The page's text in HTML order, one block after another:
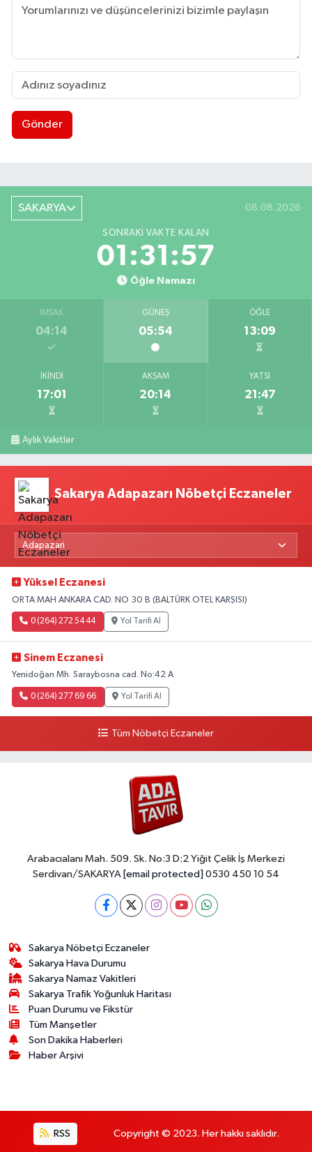
Gönder
SAKARYA 08.08.2026
SONRAKI VAKTE KALAN
01:31:56
Öğle Namazı
İMSAK
04:14
GÜNEŞ
05:54
ÖĞLE
13:09
İKINDI
17:01
AKŞAM
20:14
YATSI
21:47
Aylık Vakitler
Sakarya Adapazarı Nöbetçi Eczaneler
Yüksel Eczanesi
ORTA MAH ANKARA CAD. NO 30 B (BALTÜRK OTEL KARŞISI)
0 (264) 272 54 44 Yol Tarifi Al
Sinem Eczanesi
Yenidoğan Mh. Saraybosna cad. No:42 A
0 (264) 277 69 66 Yol Tarifi Al
Tüm Nöbetçi Eczaneler
Arabacıalanı Mah. 509. Sk. No:3 D:2 Yiğit Çelik İş Merkezi
Serdivan/SAKARYA [email protected] 0530 450 10 54
Sakarya Nöbetçi Eczaneler
Sakarya Hava Durumu
Sakarya Namaz Vakitleri
Sakarya Trafik Yoğunluk Haritası
Puan Durumu ve Fikstür
Tüm Manşetler
Son Dakika Haberleri
Haber Arşivi
RSS Copyright © 2023. Her hakkı saklıdır.